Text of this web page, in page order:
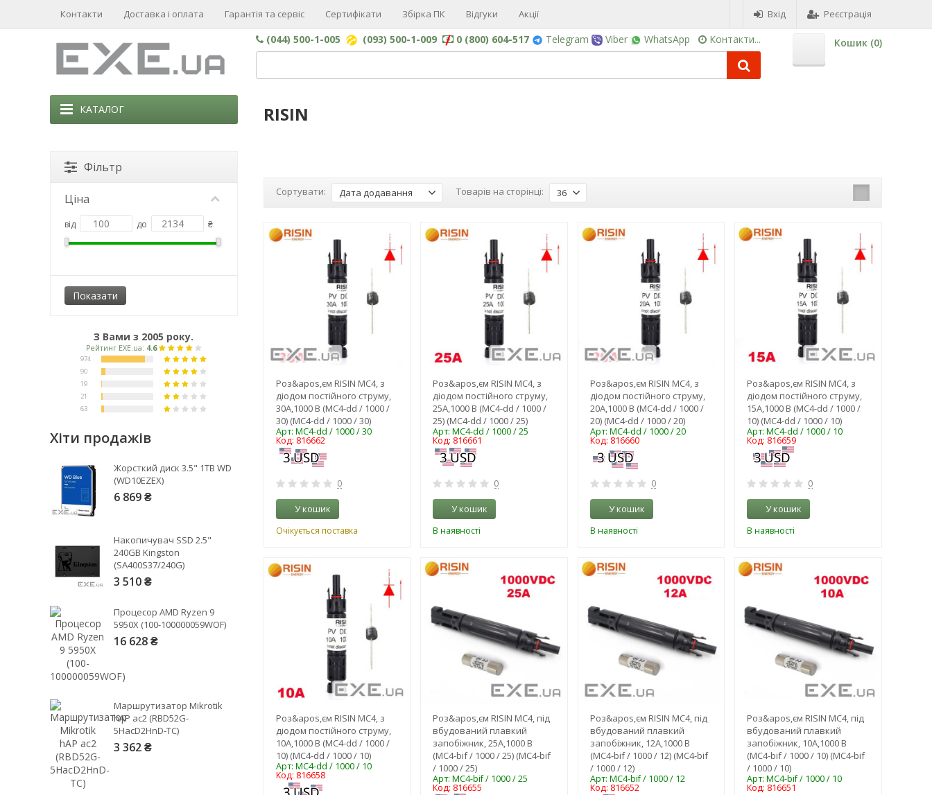
Контакти Доставка і оплата Гарантія та сервіс Сертифікати Збірка ПК Відгуки Акції Вхід Реєстрація
(044) 500-1-005 (093) 500-1-009 0 (800) 604-517 Telegram Viber WhatsApp Контакти... Кошик (0)
КАТАЛОГ RISIN
Сортувати: Дата додавання Товарів на сторінці: 36
-3%
Роз&apos,єм RISIN MC4, з
діодом постійного струму,
30А,1000 В (MC4-dd / 1000 /
30) (MC4-dd / 1000 / 30)
Арт: MC4-dd / 1000 / 30
Код: 816662
0
У кошик
Очікується поставка
-3%
Роз&apos,єм RISIN MC4, з
діодом постійного струму,
25А,1000 В (MC4-dd / 1000 /
25) (MC4-dd / 1000 / 25)
Арт: MC4-dd / 1000 / 25
Код: 816661
0
У кошик
В наявності
-3%
Роз&apos,єм RISIN MC4, з
діодом постійного струму,
20А,1000 В (MC4-dd / 1000 /
20) (MC4-dd / 1000 / 20)
Арт: MC4-dd / 1000 / 20
Код: 816660
0
У кошик
В наявності
-3%
Роз&apos,єм RISIN MC4, з
діодом постійного струму,
15А,1000 В (MC4-dd / 1000 /
10) (MC4-dd / 1000 / 10)
Арт: MC4-dd / 1000 / 10
Код: 816659
0
У кошик
В наявності
-3%
Роз&apos,єм RISIN MC4, з
діодом постійного струму,
10А,1000 В (MC4-dd / 1000 /
10) (MC4-dd / 1000 / 10)
Арт: MC4-dd / 1000 / 10
Код: 816658
-3%
Роз&apos,єм RISIN MC4, під
вбудований плавкий
запобіжник, 25А,1000 В
(MC4-bif / 1000 / 25) (MC4-bif
/ 1000 / 25)
Арт: MC4-bif / 1000 / 25
Код: 816655
-3%
Роз&apos,єм RISIN MC4, під
вбудований плавкий
запобіжник, 12А,1000 В
(MC4-bif / 1000 / 12) (MC4-bif
/ 1000 / 12)
Арт: MC4-bif / 1000 / 12
Код: 816652
-3%
Роз&apos,єм RISIN MC4, під
вбудований плавкий
запобіжник, 10А,1000 В
(MC4-bif / 1000 / 10) (MC4-bif
/ 1000 / 10)
Арт: MC4-bif / 1000 / 10
Код: 816651
Фільтр
Ціна
від до ₴
З Вами з 2005 року.
Рейтинг EXE.ua:4.6
974
90
63
Хіти продажів
Жорсткий диск 3.5" 1TB WD
(WD10EZEX)
6 869 ₴
Накопичувач SSD 2.5"
240GB Kingston
(SA400S37/240G)
3 510 ₴
Процесор AMD Ryzen 9
5950X (100-100000059WOF)
16 628 ₴
Маршрутизатор Mikrotik
hAP ac2 (RBD52G-
5HacD2HnD-TC)
3 362 ₴